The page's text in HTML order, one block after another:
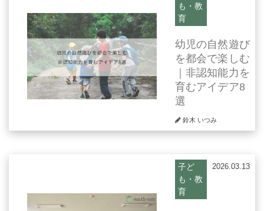
も・教
育
幼児の自然遊び
を都会で楽しむ
｜非認知能力を
育むアイデア8
選
鈴木 いつみ
子ど
も・教
育
2026.03.13